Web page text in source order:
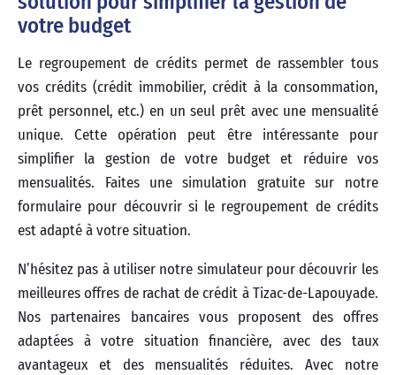
votre budget
Le regroupement de crédits permet de rassembler tous
vos crédits (crédit immobilier, crédit à la consommation,
prêt personnel, etc.) en un seul prêt avec une mensualité
unique. Cette opération peut être intéressante pour
simplifier la gestion de votre budget et réduire vos
mensualités. Faites une simulation gratuite sur notre
formulaire pour découvrir si le regroupement de crédits
est adapté à votre situation.
N’hésitez pas à utiliser notre simulateur pour découvrir les
meilleures offres de rachat de crédit à Tizac-de-Lapouyade.
Nos partenaires bancaires vous proposent des offres
adaptées à votre situation financière, avec des taux
avantageux et des mensualités réduites. Avec notre